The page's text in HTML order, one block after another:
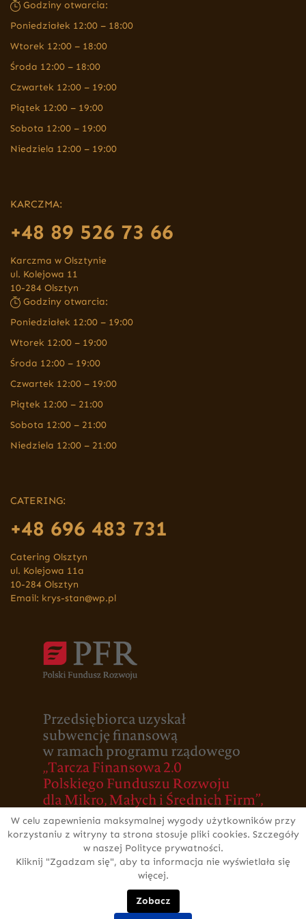
Godziny otwarcia:
Poniedziałek 12:00 – 18:00
Wtorek 12:00 – 18:00
Środa 12:00 – 18:00
Czwartek 12:00 – 19:00
Piątek 12:00 – 19:00
Sobota 12:00 – 19:00
Niedziela 12:00 – 19:00
KARCZMA:
+48 89 526 73 66
Karczma w Olsztynie
ul. Kolejowa 11
10-284 Olsztyn
Godziny otwarcia:
Poniedziałek 12:00 – 19:00
Wtorek 12:00 – 19:00
Środa 12:00 – 19:00
Czwartek 12:00 – 19:00
Piątek 12:00 – 21:00
Sobota 12:00 – 21:00
Niedziela 12:00 – 21:00
CATERING:
+48 696 483 731
Catering Olsztyn
ul. Kolejowa 11a
10-284 Olsztyn
Email: krys-stan@wp.pl
W celu zapewnienia maksymalnej wygody użytkowników przy
korzystaniu z witryny ta strona stosuje pliki cookies. Szczegóły
w naszej Polityce prywatności.
Kliknij "Zgadzam się", aby ta informacja nie wyświetlała się
więcej.
Zobacz